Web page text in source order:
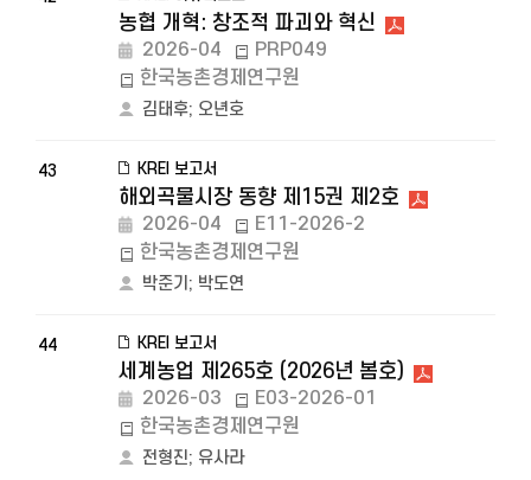
농협 개혁: 창조적 파괴와 혁신
2026-04
PRP049
한국농촌경제연구원
김태후; 오년호
43 KREI 보고서
해외곡물시장 동향 제15권 제2호
2026-04
E11-2026-2
한국농촌경제연구원
박준기 ; 박도연
44 KREI 보고서
세계농업 제265호 (2026년 봄호)
2026-03
E03-2026-01
한국농촌경제연구원
전형진; 유사라